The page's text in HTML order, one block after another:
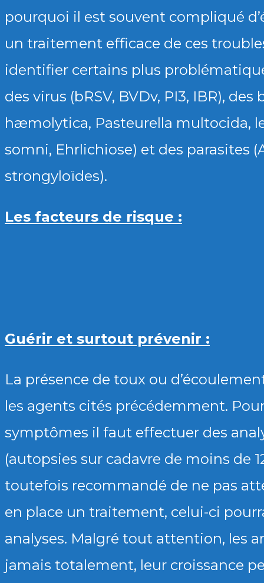
pourquoi il est souvent compliqué
un traitement efficace de ces
identifier certains plus
des virus (bRSV, BVDv, PI3, IBR),
hæmolytica, Pasteurella multocida,
somni, Ehrlichiose) et des parasites
strongyloïdes).
Les facteurs de risque :
Guérir et surtout prévenir :
La présence de toux ou
les agents cités précédemment.
symptômes il faut effectuer des
(autopsies sur cadavre de moins de
toutefois recommandé de ne pas
en place un traitement, celui-ci
analyses. Malgré tout attention, les
jamais totalement, leur croissance